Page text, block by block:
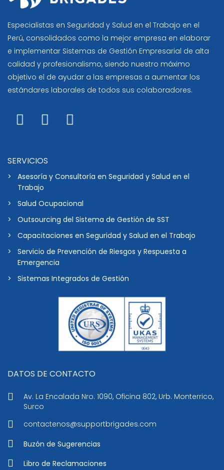
Especialistas en Seguridad y Salud en el Trabajo en el
Perú, consolidados como la mejor empresa en elaborar
e implementar Sistemas de Gestión Empresarial de alta
calidad y profesionalismo, siendo nuestro máximo
objetivo el de ayudar a las empresas a aumentar los
estándares laborales de todos sus colaboradores.
SERVICIOS
Asesoría y Consultoría en Seguridad y Salud en el
Trabajo
Salud Ocupacional
Outsourcing del Sistema de Gestión de SST
Capacitaciones en Seguridad y Salud en el Trabajo
Servicio de Prevención de Riesgos y Respuesta a
Emergencia
Sistemas Integrados de Gestión
DATOS DE CONTACTO
Av. La Encalada Nro. 1090, Oficina 802, Urb. Monterrico,
Surco
contactenos@supportbrigades.com
Buzón de Sugerencias
Libro de Reclamaciones